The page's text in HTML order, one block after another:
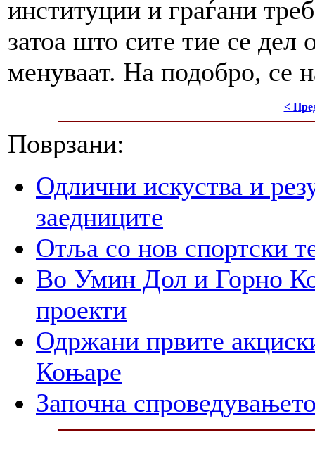
институции и граѓани
затоа што сите тие се дел
менуваат. На подобро, се
<
Поврзани:
Одлични искуства и
заедниците
Отља со нов спортски
Во Умин Дол и Горно
проекти
Одржани првите
Коњаре
Започна